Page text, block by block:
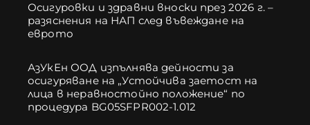
Осигуровки и здравни вноски през 2026 г. –
разяснения на НАП след въвеждане на
еврото
АзУкЕн ООД изпълнява дейности за
осигуряване на „Устойчива заетост на
лица в неравностойно положение“ по
процедура BG05SFPR002-1.012